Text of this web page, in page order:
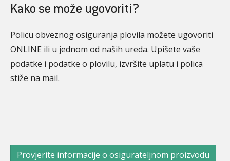
Kako se može ugovoriti?
Policu obveznog osiguranja plovila možete ugovoriti
ONLINE ili u jednom od naših ureda. Upišete vaše
podatke i podatke o plovilu, izvršite uplatu i polica
stiže na mail.
Provjerite informacije o osigurateljnom proizvodu